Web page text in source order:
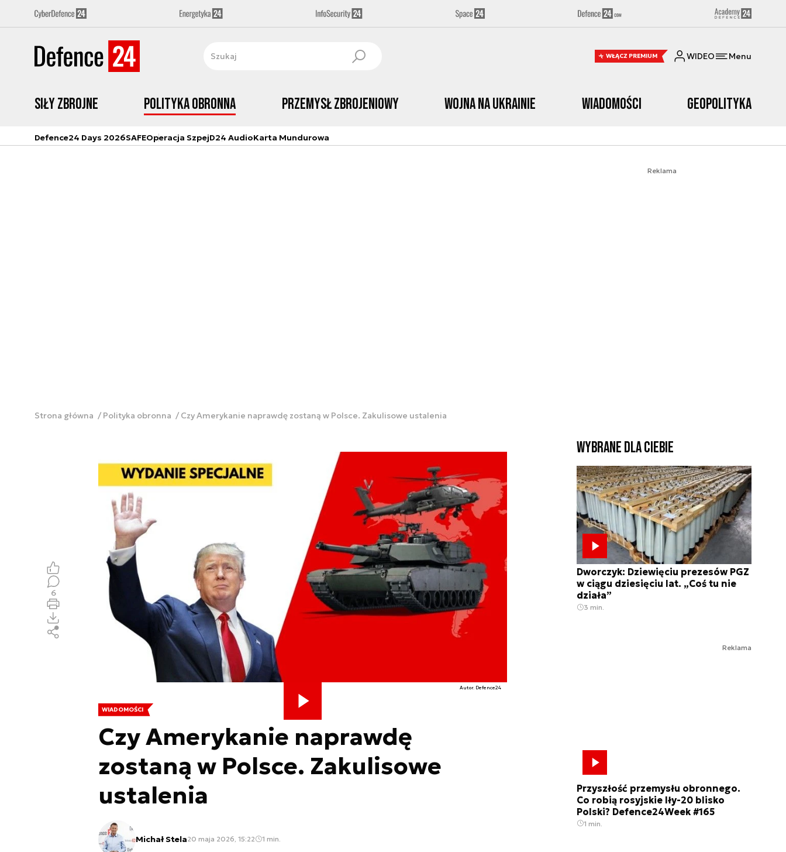
WŁĄCZ PREMIUM WIDEO Menu
Siły zbrojne Polityka obronna Przemysł Zbrojeniowy Wojna na Ukrainie Wiadomości Geopolityka
Defence24 Days 2026SAFEOperacja SzpejD24 AudioKarta Mundurowa
Reklama
Strona główna Polityka obronna Czy Amerykanie naprawdę zostaną w Polsce. Zakulisowe ustalenia
WIADOMOŚCI
Czy Amerykanie naprawdę
zostaną w Polsce. Zakulisowe
ustalenia
Michał Stela20 maja 2026, 15:22 1 min.
Autor. Defence24
6
Wybrane dla Ciebie
Dworczyk: Dziewięciu prezesów PGZ
w ciągu dziesięciu lat. „Coś tu nie
działa”
3 min.
Reklama
Przyszłość przemysłu obronnego.
Co robią rosyjskie Iły-20 blisko
Polski? Defence24Week #165
1 min.